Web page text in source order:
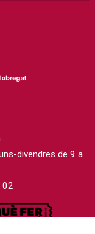
divendres de 9 a
02